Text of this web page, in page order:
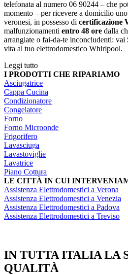
telefonata al numero 06 90244 – che
momento – per ricevere a domicilio
veronesi, in possesso di certificazione
malfunzionamenti entro 48 ore dalla
arrangiate o fai-da-te inconcludenti: vai
vita al tuo elettrodomestico Whirlpool.
Leggi tutto
I PRODOTTI CHE RIPARIAMO
Asciugatrice
Cappa Cucina
Condizionatore
Congelatore
Forno
Forno Microonde
Frigorifero
Lavasciuga
Lavastoviglie
Lavatrice
Piano Cottura
LE CITTÀ IN CUI
Assistenza Elettrodomestici a Verona
Assistenza Elettrodomestici a Venezia
Assistenza Elettrodomestici a Padova
Assistenza Elettrodomestici a Treviso
IN TUTTA ITALIA LA
QUALITÀ